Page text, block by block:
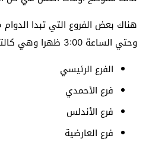
وحتي الساعة 3:00 ظهرا وهي كالتالي:
الفرع الرئيسي
فرع الأحمدي
فرع الأندلس
فرع العارضية